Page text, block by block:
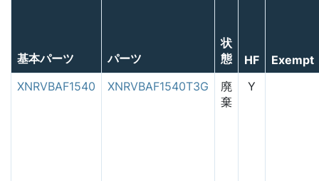
基本パーツ パーツ
状
態
HF
Exempt
XNRVBAF1540
XNRVBAF1540T3G
廃
棄
Y